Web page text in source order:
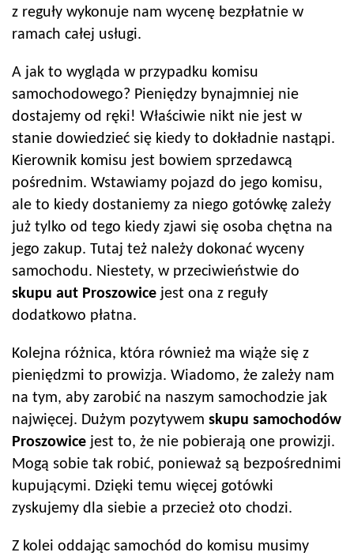
z reguły wykonuje nam wycenę bezpłatnie w
ramach całej usługi.
A jak to wygląda w przypadku komisu
samochodowego? Pieniędzy bynajmniej nie
dostajemy od ręki! Właściwie nikt nie jest w
stanie dowiedzieć się kiedy to dokładnie nastąpi.
Kierownik komisu jest bowiem sprzedawcą
pośrednim. Wstawiamy pojazd do jego komisu,
ale to kiedy dostaniemy za niego gotówkę zależy
już tylko od tego kiedy zjawi się osoba chętna na
jego zakup. Tutaj też należy dokonać wyceny
samochodu. Niestety, w przeciwieństwie do
skupu aut Proszowice jest ona z reguły
dodatkowo płatna.
Kolejna różnica, która również ma wiąże się z
pieniędzmi to prowizja. Wiadomo, że zależy nam
na tym, aby zarobić na naszym samochodzie jak
najwięcej. Dużym pozytywem skupu samochodów
Proszowice jest to, że nie pobierają one prowizji.
Mogą sobie tak robić, ponieważ są bezpośrednimi
kupującymi. Dzięki temu więcej gotówki
zyskujemy dla siebie a przecież oto chodzi.
Z kolei oddając samochód do komisu musimy